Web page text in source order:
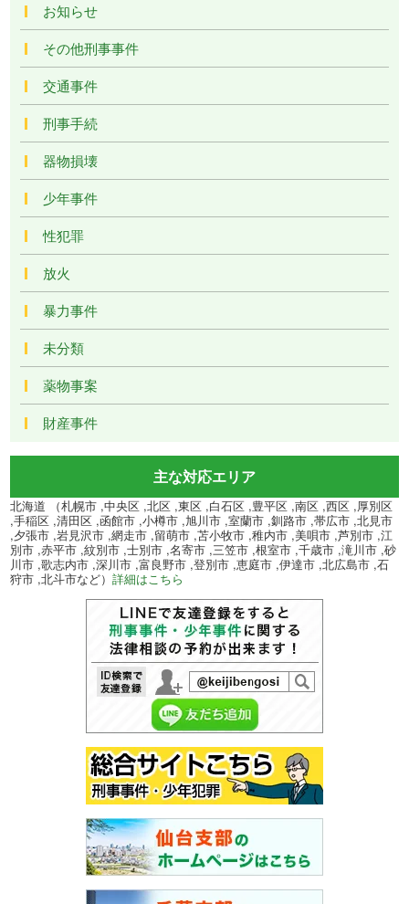
お知らせ
その他刑事事件
交通事件
刑事手続
器物損壊
少年事件
性犯罪
放火
暴力事件
未分類
薬物事案
財産事件
主な対応エリア
北海道 （札幌市 ,中央区 ,北区 ,東区 ,白石区 ,豊平区 ,南区 ,西区 ,厚別区
,手稲区 ,清田区 ,函館市 ,小樽市 ,旭川市 ,室蘭市 ,釧路市 ,帯広市 ,北見市
,夕張市 ,岩見沢市 ,網走市 ,留萌市 ,苫小牧市 ,稚内市 ,美唄市 ,芦別市 ,江
別市 ,赤平市 ,紋別市 ,士別市 ,名寄市 ,三笠市 ,根室市 ,千歳市 ,滝川市 ,砂
川市 ,歌志内市 ,深川市 ,富良野市 ,登別市 ,恵庭市 ,伊達市 ,北広島市 ,石
狩市 ,北斗市など）詳細はこちら